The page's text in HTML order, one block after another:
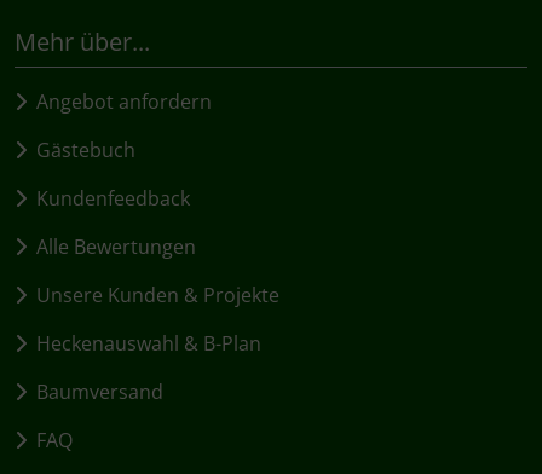
Mehr über...
Angebot anfordern
Gästebuch
Kundenfeedback
Alle Bewertungen
Unsere Kunden & Projekte
Heckenauswahl & B-Plan
Baumversand
FAQ